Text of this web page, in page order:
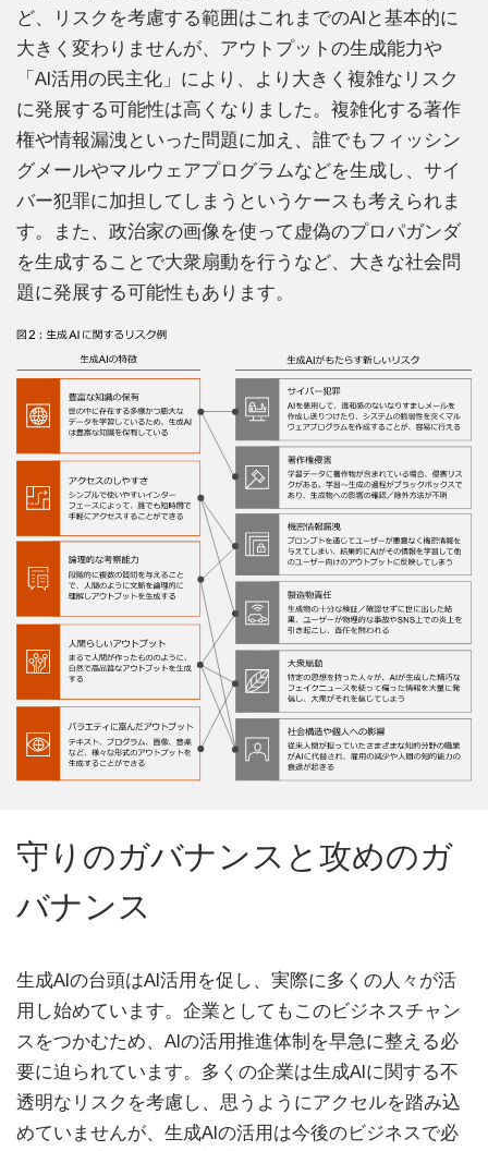
ど、リスクを考慮する範囲はこれまでのAIと基本的に
大きく変わりませんが、アウトプットの生成能力や
「AI活用の民主化」により、より大きく複雑なリスク
に発展する可能性は高くなりました。複雑化する著作
権や情報漏洩といった問題に加え、誰でもフィッシン
グメールやマルウェアプログラムなどを生成し、サイ
バー犯罪に加担してしまうというケースも考えられま
す。また、政治家の画像を使って虚偽のプロパガンダ
を生成することで大衆扇動を行うなど、大きな社会問
題に発展する可能性もあります。
守りのガバナンスと攻めのガ
バナンス
生成AIの台頭はAI活用を促し、実際に多くの人々が活
用し始めています。企業としてもこのビジネスチャン
スをつかむため、AIの活用推進体制を早急に整える必
要に迫られています。多くの企業は生成AIに関する不
透明なリスクを考慮し、思うようにアクセルを踏み込
めていませんが、生成AIの活用は今後のビジネスで必